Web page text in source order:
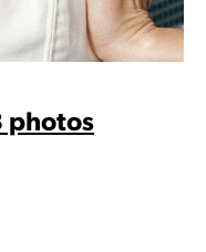
photos